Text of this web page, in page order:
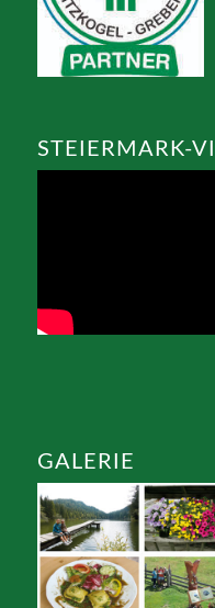
STEIERMARK-
GALERIE